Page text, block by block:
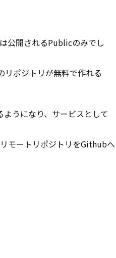
公開されるPublicのみでし
ポジトリが無料で作れる
うになり、サービスとして
モートリポジトリをGithubへ